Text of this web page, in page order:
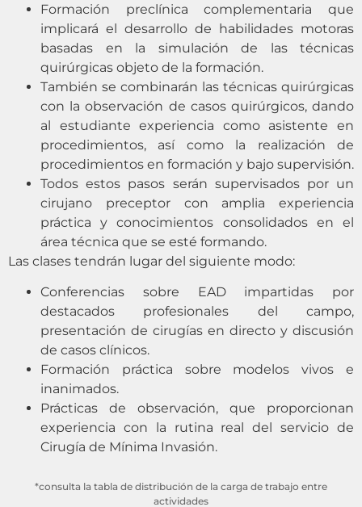
Formación preclínica complementaria que
implicará el desarrollo de habilidades motoras
basadas en la simulación de las técnicas
quirúrgicas objeto de la formación.
También se combinarán las técnicas quirúrgicas
con la observación de casos quirúrgicos, dando
al estudiante experiencia como asistente en
procedimientos, así como la realización de
procedimientos en formación y bajo supervisión.
Todos estos pasos serán supervisados por un
cirujano preceptor con amplia experiencia
práctica y conocimientos consolidados en el
área técnica que se esté formando.
Las clases tendrán lugar del siguiente modo:
Conferencias sobre EAD impartidas por
destacados profesionales del campo,
presentación de cirugías en directo y discusión
de casos clínicos.
Formación práctica sobre modelos vivos e
inanimados.
Prácticas de observación, que proporcionan
experiencia con la rutina real del servicio de
Cirugía de Mínima Invasión.
*consulta la tabla de distribución de la carga de trabajo entre
actividades